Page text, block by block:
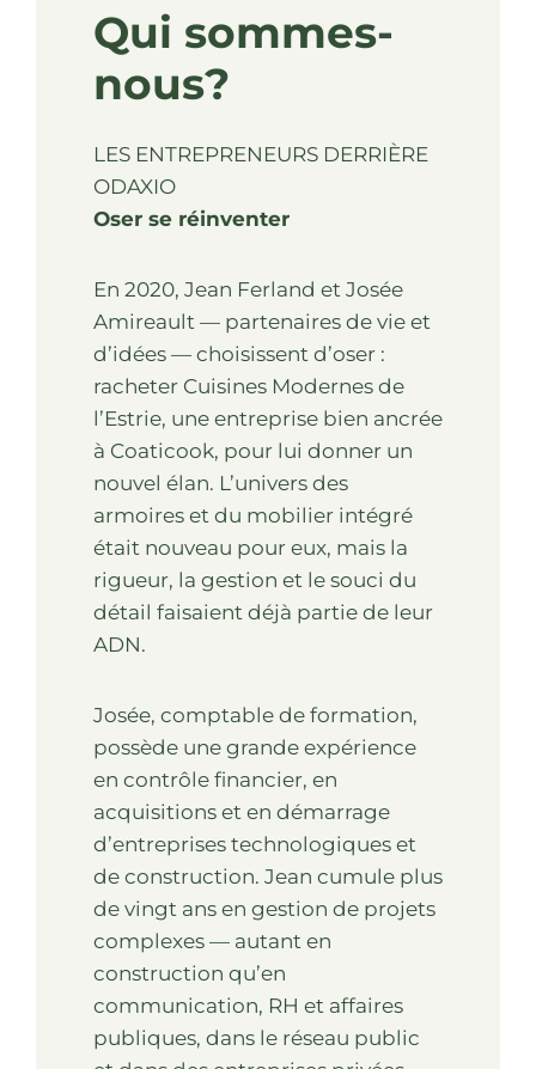
Qui sommes-
nous?
LES ENTREPRENEURS DERRIÈRE
ODAXIO
Oser se réinventer
En 2020, Jean Ferland et Josée
Amireault — partenaires de vie et
d’idées — choisissent d’oser :
racheter Cuisines Modernes de
l’Estrie, une entreprise bien ancrée
à Coaticook, pour lui donner un
nouvel élan. L’univers des
armoires et du mobilier intégré
était nouveau pour eux, mais la
rigueur, la gestion et le souci du
détail faisaient déjà partie de leur
ADN.
Josée, comptable de formation,
possède une grande expérience
en contrôle financier, en
acquisitions et en démarrage
d’entreprises technologiques et
de construction. Jean cumule plus
de vingt ans en gestion de projets
complexes — autant en
construction qu’en
communication, RH et affaires
publiques, dans le réseau public